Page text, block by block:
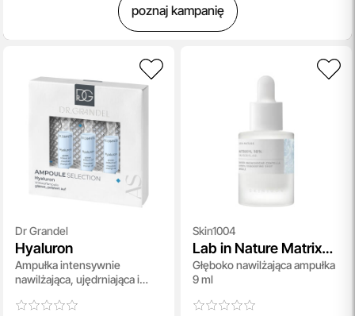
poznaj kampanię
Dr Grandel
Hyaluron
Ampułka intensywnie
nawilżająca, ujędrniająca i
Skin1004
Lab in Nature Matrixyl
10 Boosting Shot
Ampoule
Głęboko nawilżająca ampułka
9 ml